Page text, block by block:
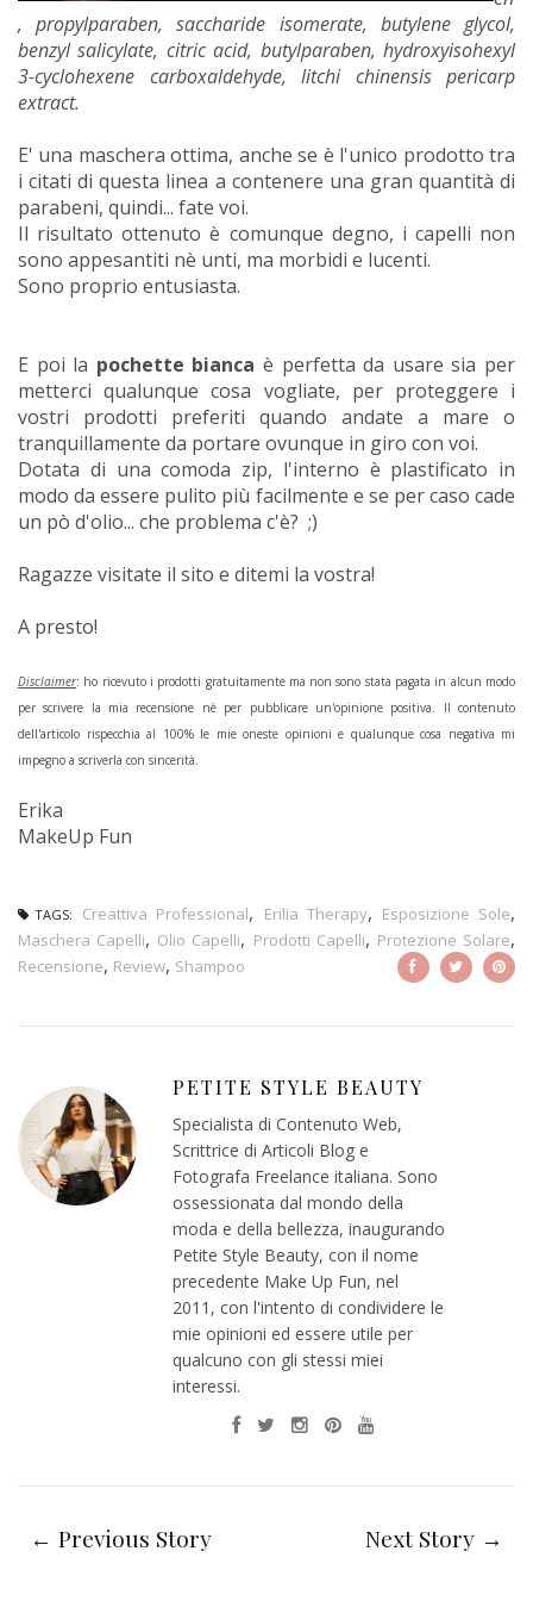
, propylparaben, saccharide isomerate, butylene glycol,
benzyl salicylate, citric acid, butylparaben, hydroxyisohexyl
3-cyclohexene carboxaldehyde, litchi chinensis pericarp
extract.
E' una maschera ottima, anche se è l'unico prodotto tra
i citati di questa linea a contenere una gran quantità di
parabeni, quindi... fate voi.
Il risultato ottenuto è comunque degno, i capelli non
sono appesantiti nè unti, ma morbidi e lucenti.
Sono proprio entusiasta.
E poi la pochette bianca è perfetta da usare sia per
metterci qualunque cosa vogliate, per proteggere i
vostri prodotti preferiti quando andate a mare o
tranquillamente da portare ovunque in giro con voi.
Dotata di una comoda zip, l'interno è plastificato in
modo da essere pulito più facilmente e se per caso cade
un pò d'olio... che problema c'è? ;)
Ragazze visitate il sito e ditemi la vostra!
A presto!
Disclaimer: ho ricevuto i prodotti gratuitamente ma non sono stata pagata in alcun modo
per scrivere la mia recensione nè per pubblicare un'opinione positiva. Il contenuto
dell'articolo rispecchia al 100% le mie oneste opinioni e qualunque cosa negativa mi
impegno a scriverla con sincerità.
Erika
MakeUp Fun
TAGS: Creattiva Professional, Erilia Therapy, Esposizione Sole,
Maschera Capelli, Olio Capelli, Prodotti Capelli, Protezione Solare,
Recensione, Review, Shampoo
PETITE STYLE BEAUTY
Specialista di Contenuto Web,
Scrittrice di Articoli Blog e
Fotografa Freelance italiana. Sono
ossessionata dal mondo della
moda e della bellezza, inaugurando
Petite Style Beauty, con il nome
precedente Make Up Fun, nel
2011, con l'intento di condividere le
mie opinioni ed essere utile per
qualcuno con gli stessi miei
interessi.
← Previous Story Next Story →